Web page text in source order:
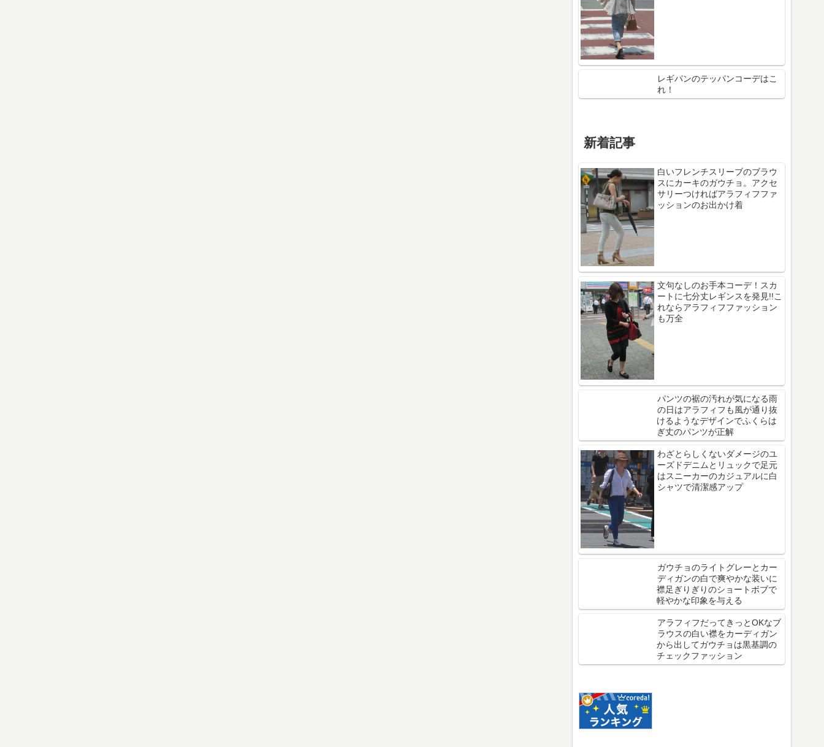
レギパンのテッパンコーデはこ
れ！
新着記事
白いフレンチスリーブのブラウ
スにカーキのガウチョ。アクセ
サリーつければアラフィフファ
ッションのお出かけ着
文句なしのお手本コーデ！スカ
ートに七分丈レギンスを発見!!こ
れならアラフィフファッション
も万全
パンツの裾の汚れが気になる雨
の日はアラフィフも風が通り抜
けるようなデザインでふくらは
ぎ丈のパンツが正解
わざとらしくないダメージのユ
ーズドデニムとリュックで足元
はスニーカーのカジュアルに白
シャツで清潔感アップ
ガウチョのライトグレーとカー
ディガンの白で爽やかな装いに
襟足ぎりぎりのショートボブで
軽やかな印象を与える
アラフィフだってきっとOKなブ
ラウスの白い襟をカーディガン
から出してガウチョは黒基調の
チェックファッション